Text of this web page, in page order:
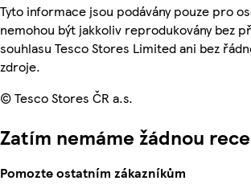
Tyto informace jsou podávány pouze pro
nemohou být jakkoliv reprodukovány bez
souhlasu Tesco Stores Limited ani bez
zdroje.
© Tesco Stores ČR a.s.
Zatím nemáme žádnou
Pomozte ostatním zákazníkům